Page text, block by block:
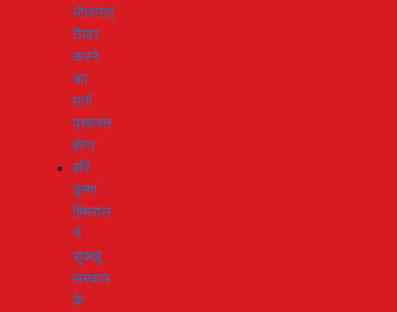
योजनाएं
तैयार
करने
का
मार्ग
प्रशस्त
होगा
हरि
कृष्ण
हिमराल
ने
सुक्खू
सरकार
के